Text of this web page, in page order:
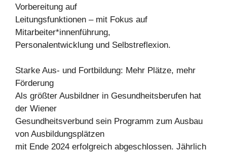
Vorbereitung auf
Leitungsfunktionen – mit Fokus auf
Mitarbeiter*innenführung,
Personalentwicklung und Selbstreflexion.
Starke Aus- und Fortbildung: Mehr Plätze, mehr
Förderung
Als größter Ausbildner in Gesundheitsberufen hat
der Wiener
Gesundheitsverbund sein Programm zum Ausbau
von Ausbildungsplätzen
mit Ende 2024 erfolgreich abgeschlossen. Jährlich